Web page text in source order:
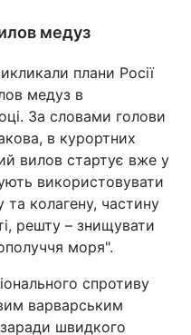
медуз
плани Росії
медуз в
За словами голови
в курортних
вилов стартує вже у
використовувати
колагену, частину
решту – знищувати
моря".
спротиву
варварським
швидкого